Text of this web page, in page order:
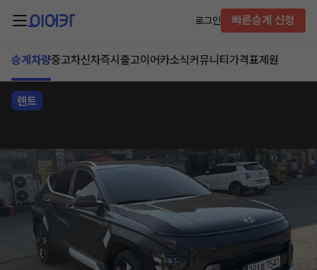
로그인 빠른승계 신청
승계차량중고차신차즉시출고이어카소식커뮤니티 가격표제원
렌트